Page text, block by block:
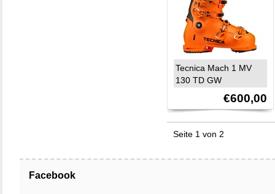
Tecnica Mach 1 MV
130 TD GW
€600,00
Seite 1 von 2
Facebook